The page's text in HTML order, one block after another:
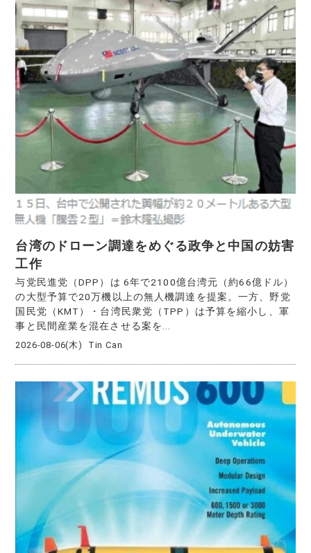
台湾のドローン調達をめぐる政争と中国の妨害
工作
与党民進党（DPP）は 6年で2100億台湾元（約66億ドル）
の大型予算で20万機以上の無人機調達を提案。一方、野党
国民党（KMT）・台湾民衆党（TPP）は予算を縮小し、軍
事と民間産業を混在させる案を...
2026-08-06(木) Tin Can